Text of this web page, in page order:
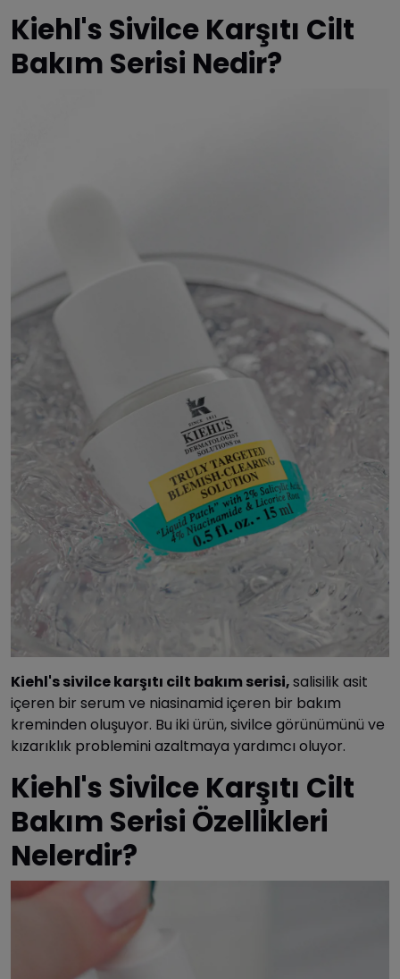
Kiehl's Sivilce Karşıtı Cilt
Bakım Serisi Nedir?
Kiehl's sivilce karşıtı cilt bakım serisi,salisilik asit
içeren bir serum ve niasinamid içeren bir bakım
kreminden oluşuyor. Bu iki ürün, sivilce görünümünü ve
kızarıklık problemini azaltmaya yardımcı oluyor.
Kiehl's Sivilce Karşıtı Cilt
Bakım Serisi Özellikleri
Nelerdir?